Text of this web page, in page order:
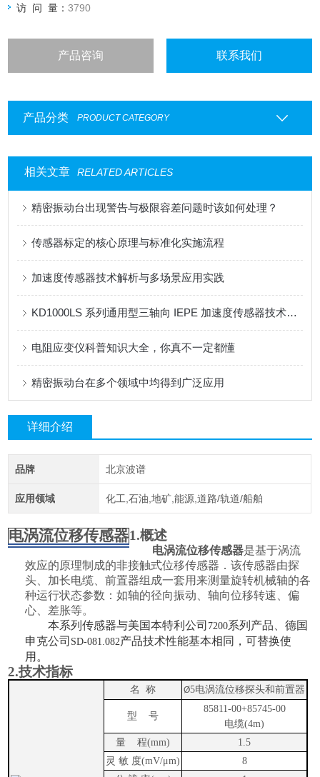
访 问 量：3790
产品咨询 联系我们
产品分类 PRODUCT CATEGORY
相关文章 RELATED ARTICLES
精密振动台出现警告与极限容差问题时该如何处理？
传感器标定的核心原理与标准化实施流程
加速度传感器技术解析与多场景应用实践
KD1000LS 系列通用型三轴向 IEPE 加速度传感器技术解析
电阻应变仪科普知识大全，你真不一定都懂
精密振动台在多个领域中均得到广泛应用
详细介绍
品牌 北京波谱
应用领域 化工,石油,地矿,能源,道路/轨道/船舶
电涡流位移传感器1.概述
电涡流位移传感器是基于涡流
效应的原理制成的非接触式位移传感器．该传感器由探
头、加长电缆、前置器组成一套用来测量旋转机械轴的各
种运行状态参数：如轴的径向振动、轴向位移转速、偏
心、差胀等。
本系列传感器与美国本特利公司 7200系列产品、德国
申克公司 SD-081.082产品技术性能基本相同，可替换使
用。
2.技术指标
名 称 Ø5电涡流位移探头和前置器
型 号
85811-00+85745-00
电缆(4m)
量
程(mm)
1.5
灵 敏 度(mV/μm)
8